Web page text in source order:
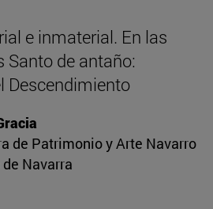
e inmaterial. En las
Santo de antaño:
Descendimiento
de Patrimonio y Arte Navarro
Navarra